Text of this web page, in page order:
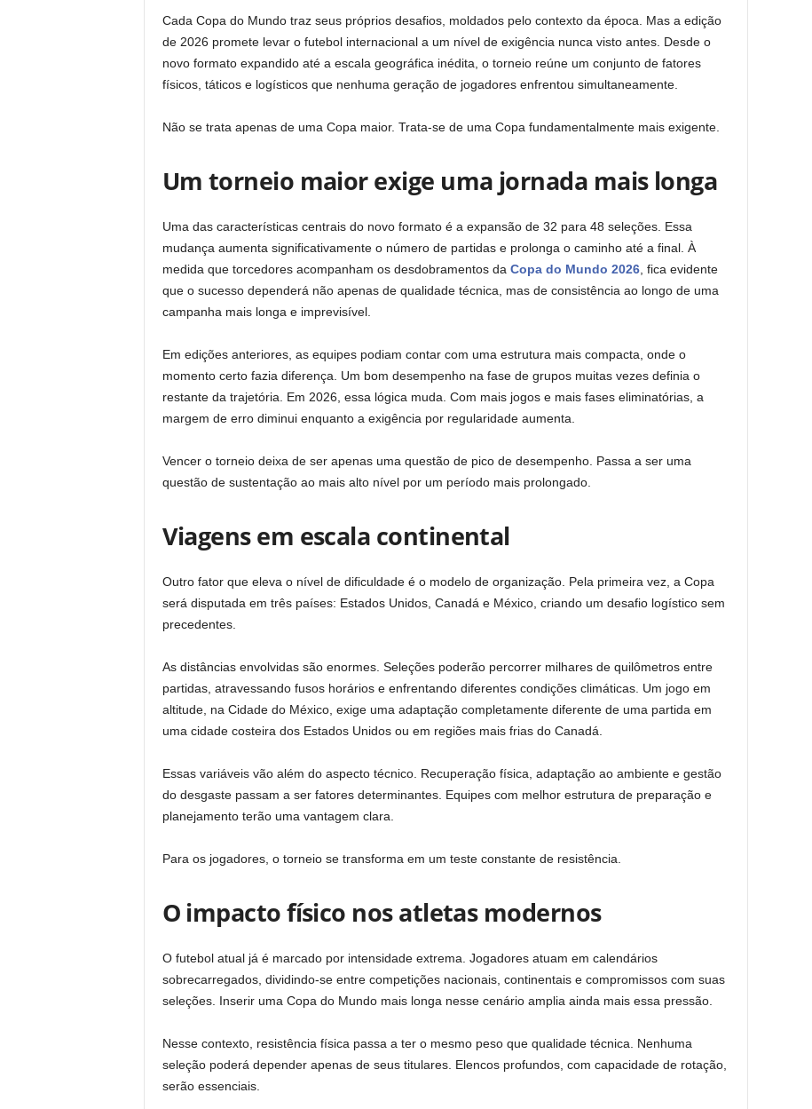
at
s
A
p
c
e
b
o
k
p
y
Li
k
t
Cada Copa do Mundo traz seus próprios desafios, moldados pelo contexto da época. Mas a edição
de 2026 promete levar o futebol internacional a um nível de exigência nunca visto antes. Desde o
novo formato expandido até a escala geográfica inédita, o torneio reúne um conjunto de fatores
físicos, táticos e logísticos que nenhuma geração de jogadores enfrentou simultaneamente.
Não se trata apenas de uma Copa maior. Trata-se de uma Copa fundamentalmente mais exigente.
Um torneio maior exige uma jornada mais longa
Uma das características centrais do novo formato é a expansão de 32 para 48 seleções. Essa
mudança aumenta significativamente o número de partidas e prolonga o caminho até a final. À
medida que torcedores acompanham os desdobramentos da Copa do Mundo 2026, fica evidente
que o sucesso dependerá não apenas de qualidade técnica, mas de consistência ao longo de uma
campanha mais longa e imprevisível.
Em edições anteriores, as equipes podiam contar com uma estrutura mais compacta, onde o
momento certo fazia diferença. Um bom desempenho na fase de grupos muitas vezes definia o
restante da trajetória. Em 2026, essa lógica muda. Com mais jogos e mais fases eliminatórias, a
margem de erro diminui enquanto a exigência por regularidade aumenta.
Vencer o torneio deixa de ser apenas uma questão de pico de desempenho. Passa a ser uma
questão de sustentação ao mais alto nível por um período mais prolongado.
Viagens em escala continental
Outro fator que eleva o nível de dificuldade é o modelo de organização. Pela primeira vez, a Copa
será disputada em três países: Estados Unidos, Canadá e México, criando um desafio logístico sem
precedentes.
As distâncias envolvidas são enormes. Seleções poderão percorrer milhares de quilômetros entre
partidas, atravessando fusos horários e enfrentando diferentes condições climáticas. Um jogo em
altitude, na Cidade do México, exige uma adaptação completamente diferente de uma partida em
uma cidade costeira dos Estados Unidos ou em regiões mais frias do Canadá.
Essas variáveis vão além do aspecto técnico. Recuperação física, adaptação ao ambiente e gestão
do desgaste passam a ser fatores determinantes. Equipes com melhor estrutura de preparação e
planejamento terão uma vantagem clara.
Para os jogadores, o torneio se transforma em um teste constante de resistência.
O impacto físico nos atletas modernos
O futebol atual já é marcado por intensidade extrema. Jogadores atuam em calendários
sobrecarregados, dividindo-se entre competições nacionais, continentais e compromissos com suas
seleções. Inserir uma Copa do Mundo mais longa nesse cenário amplia ainda mais essa pressão.
Nesse contexto, resistência física passa a ter o mesmo peso que qualidade técnica. Nenhuma
seleção poderá depender apenas de seus titulares. Elencos profundos, com capacidade de rotação,
serão essenciais.